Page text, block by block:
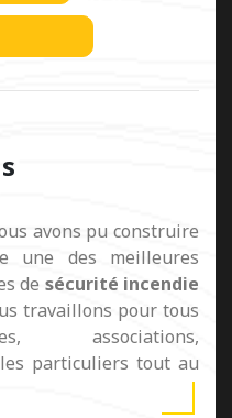
avons pu construire
une des meilleures
de sécurité incendie
travaillons pour tous
associations,
particuliers tout au